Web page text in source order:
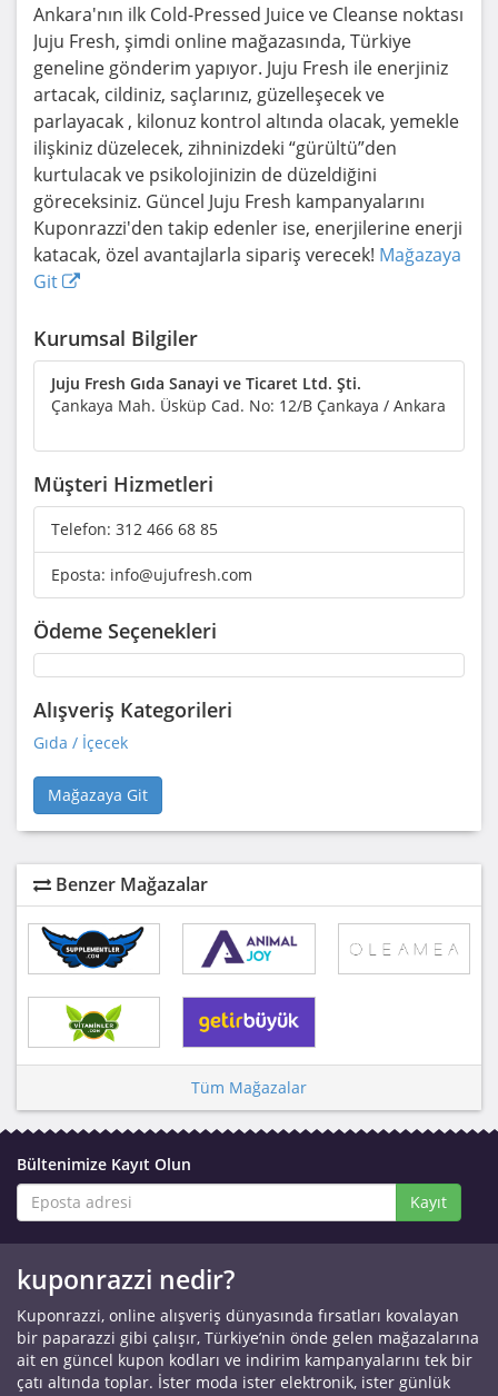
Ankara'nın ilk Cold-Pressed Juice ve Cleanse noktası
Juju Fresh, şimdi online mağazasında, Türkiye
geneline gönderim yapıyor. Juju Fresh ile enerjiniz
artacak, cildiniz, saçlarınız, güzelleşecek ve
parlayacak , kilonuz kontrol altında olacak, yemekle
ilişkiniz düzelecek, zihninizdeki “gürültü”den
kurtulacak ve psikolojinizin de düzeldiğini
göreceksiniz. Güncel Juju Fresh kampanyalarını
Kuponrazzi'den takip edenler ise, enerjilerine enerji
katacak, özel avantajlarla sipariş verecek! Mağazaya
Git
Kurumsal Bilgiler
Juju Fresh Gıda Sanayi ve Ticaret Ltd. Şti.
Çankaya Mah. Üsküp Cad. No: 12/B Çankaya / Ankara
Müşteri Hizmetleri
Telefon: 312 466 68 85
Eposta: info@ujufresh.com
Ödeme Seçenekleri
Alışveriş Kategorileri
Gıda / İçecek
Mağazaya Git
Benzer Mağazalar
Tüm Mağazalar
Bültenimize Kayıt Olun
Kayıt
kuponrazzi nedir?
Kuponrazzi, online alışveriş dünyasında fırsatları kovalayan
bir paparazzi gibi çalışır, Türkiye’nin önde gelen mağazalarına
ait en güncel kupon kodları ve indirim kampanyalarını tek bir
çatı altında toplar. İster moda ister elektronik, ister günlük